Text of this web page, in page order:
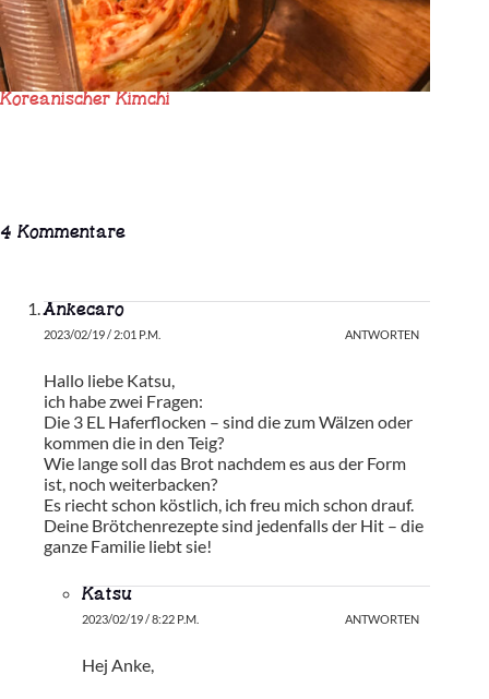
Koreanischer Kimchi
4 Kommentare
Ankecaro
2023/02/19 / 2:01 P.M. ANTWORTEN
Hallo liebe Katsu,
ich habe zwei Fragen:
Die 3 EL Haferflocken – sind die zum Wälzen oder
kommen die in den Teig?
Wie lange soll das Brot nachdem es aus der Form
ist, noch weiterbacken?
Es riecht schon köstlich, ich freu mich schon drauf.
Deine Brötchenrezepte sind jedenfalls der Hit – die
ganze Familie liebt sie!
Katsu
2023/02/19 / 8:22 P.M. ANTWORTEN
Hej Anke,